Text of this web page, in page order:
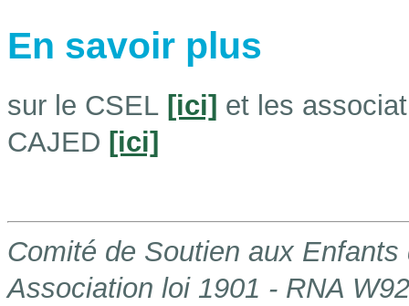
En savoir plus
sur le CSEL [ici] et les
CAJED [ici]
Comité de Soutien aux Enfants
Association loi 1901 - RNA